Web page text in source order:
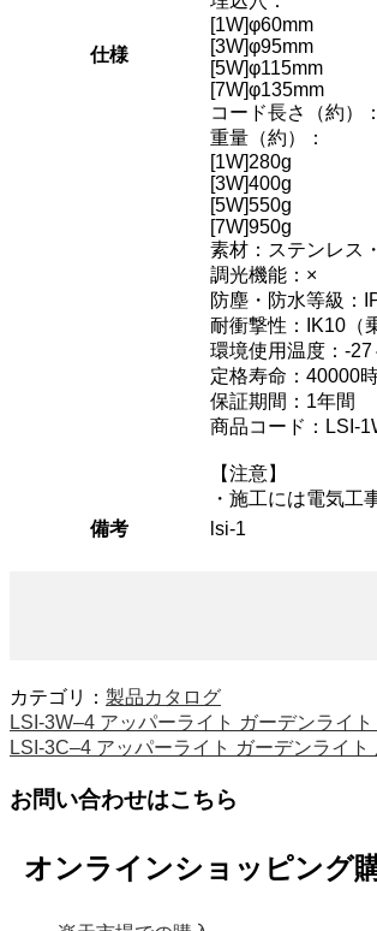
仕様
[1W]φ60mm
[3W]φ95mm
[5W]φ115mm
[7W]φ135mm
コード長さ（約
重量（約）：
[1W]280g
[3W]400g
[5W]550g
[7W]950g
素材：ステンレス
調光機能：×
防塵・防水等級：
耐衝撃性：IK10（
環境使用温度：-27
定格寿命：40000
保証期間：1年間
商品コード：LSI-
【注意】
・施工には電気工
備考
lsi-1
カテゴリ： 製品カタログ
LSI-3W–4 アッパーライト ガーデンライ
LSI-3C–4 アッパーライト ガーデンライ
お問い合わせはこちら
オンラインショッピング